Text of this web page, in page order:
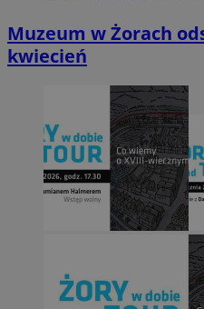
Muzeum w Żorach
kwiecień